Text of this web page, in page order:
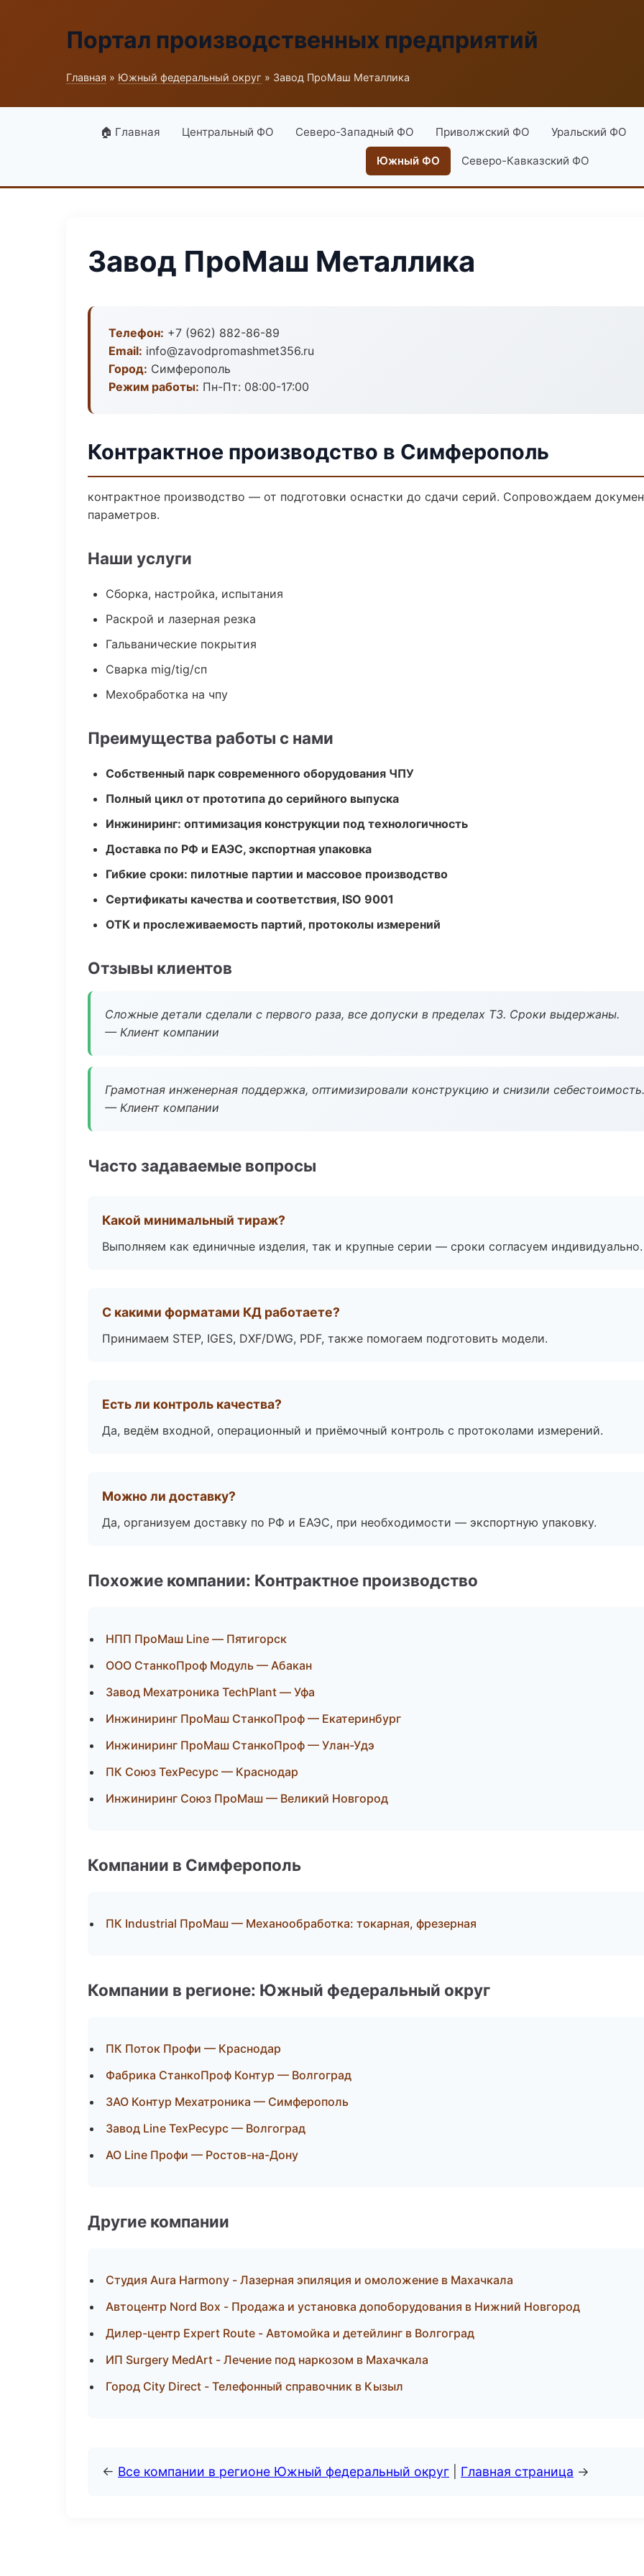
Портал производственных предприятий
Главная » Южный федеральный округ » Завод ПроМаш Металлика
🏠 Главная Центральный ФО Северо-Западный ФО Приволжский ФО Уральский ФО
Южный ФО Северо-Кавказский ФО
Завод ПроМаш Металлика
Телефон: +7 (962) 882-86-89
Email: info@zavodpromashmet356.ru
Город: Симферополь
Режим работы: Пн-Пт: 08:00-17:00
Контрактное производство в Симферополь
контрактное производство — от подготовки оснастки до сдачи серий. Сопровождаем
параметров.
Наши услуги
Сборка, настройка, испытания
Раскрой и лазерная резка
Гальванические покрытия
Сварка mig/tig/сп
Мехобработка на чпу
Преимущества работы с нами
Собственный парк современного оборудования ЧПУ
Полный цикл от прототипа до серийного выпуска
Инжиниринг: оптимизация конструкции под технологичность
Доставка по РФ и ЕАЭС, экспортная упаковка
Гибкие сроки: пилотные партии и массовое производство
Сертификаты качества и соответствия, ISO 9001
ОТК и прослеживаемость партий, протоколы измерений
Отзывы клиентов
Сложные детали сделали с первого раза, все допуски в пределах ТЗ. Сроки выдержаны.
— Клиент компании
Грамотная инженерная поддержка, оптимизировали конструкцию и снизили себестоимость.
— Клиент компании
Часто задаваемые вопросы
Какой минимальный тираж?
Выполняем как единичные изделия, так и крупные серии — сроки согласуем индивидуально.
С какими форматами КД работаете?
Принимаем STEP, IGES, DXF/DWG, PDF, также помогаем подготовить модели.
Есть ли контроль качества?
Да, ведём входной, операционный и приёмочный контроль с протоколами измерений.
Можно ли доставку?
Да, организуем доставку по РФ и ЕАЭС, при необходимости — экспортную упаковку.
Похожие компании: Контрактное производство
НПП ПроМаш Line — Пятигорск
ООО СтанкоПроф Модуль — Абакан
Завод Мехатроника TechPlant — Уфа
Инжиниринг ПроМаш СтанкоПроф — Екатеринбург
Инжиниринг ПроМаш СтанкоПроф — Улан-Удэ
ПК Союз ТехРесурс — Краснодар
Инжиниринг Союз ПроМаш — Великий Новгород
Компании в Симферополь
ПК Industrial ПроМаш — Механообработка: токарная, фрезерная
Компании в регионе: Южный федеральный округ
ПК Поток Профи — Краснодар
Фабрика СтанкоПроф Контур — Волгоград
ЗАО Контур Мехатроника — Симферополь
Завод Line ТехРесурс — Волгоград
АО Line Профи — Ростов-на-Дону
Другие компании
Студия Aura Harmony - Лазерная эпиляция и омоложение в Махачкала
Автоцентр Nord Box - Продажа и установка допоборудования в Нижний Новгород
Дилер-центр Expert Route - Автомойка и детейлинг в Волгоград
ИП Surgery MedArt - Лечение под наркозом в Махачкала
Город City Direct - Телефонный справочник в Кызыл
← Все компании в регионе Южный федеральный округ Главная страница →